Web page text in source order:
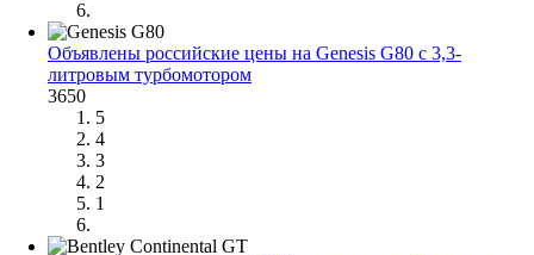
Объявлены российские цены на Genesis G80 c 3,3-
литровым турбомотором
3650
5
4
3
2
1